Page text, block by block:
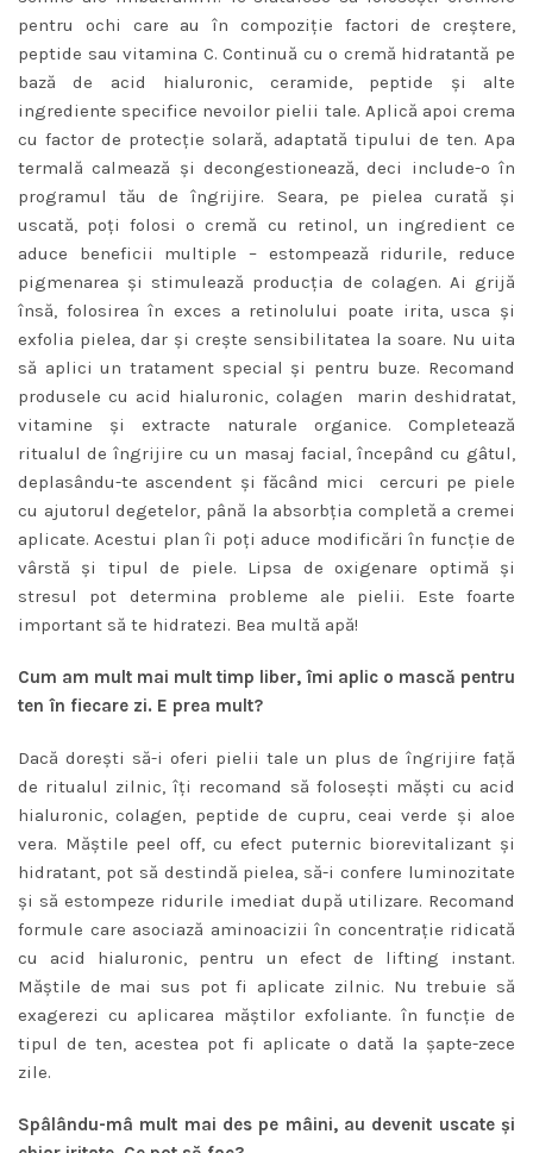
pentru ochi care au în compoziţie factori de creştere,
peptide sau vitamina C. Continuă cu o cremă hidratantă pe
bază de acid hialuronic, ceramide, peptide şi alte
ingrediente specifice nevoilor pielii tale. Aplică apoi crema
cu factor de protecţie solară, adaptată tipului de ten. Apa
termală calmează şi decongestionează, deci include-o în
programul tău de îngrijire. Seara, pe pielea curată şi
uscată, poţi folosi o cremă cu retinol, un ingredient ce
aduce beneficii multiple – estompează ridurile, reduce
pigmenarea şi stimulează producţia de colagen. Ai grijă
însă, folosirea în exces a retinolului poate irita, usca şi
exfolia pielea, dar şi creşte sensibilitatea la soare. Nu uita
să aplici un tratament special şi pentru buze. Recomand
produsele cu acid hialuronic, colagen marin deshidratat,
vitamine şi extracte naturale organice. Completează
ritualul de îngrijire cu un masaj facial, începând cu gâtul,
deplasându-te ascendent şi făcând mici cercuri pe piele
cu ajutorul degetelor, până la absorbţia completă a cremei
aplicate. Acestui plan îi poţi aduce modificări în funcţie de
vârstă şi tipul de piele. Lipsa de oxigenare optimă şi
stresul pot determina probleme ale pielii. Este foarte
important să te hidratezi. Bea multă apă!
Cum am mult mai mult timp liber, îmi aplic o mască pentru
ten în fiecare zi. E prea mult?
Dacă doreşti să-i oferi pielii tale un plus de îngrijire faţă
de ritualul zilnic, îţi recomand să foloseşti măşti cu acid
hialuronic, colagen, peptide de cupru, ceai verde şi aloe
vera. Măştile peel off, cu efect puternic biorevitalizant şi
hidratant, pot să destindă pielea, să-i confere luminozitate
şi să estompeze ridurile imediat după utilizare. Recomand
formule care asociază aminoacizii în concentraţie ridicată
cu acid hialuronic, pentru un efect de lifting instant.
Măştile de mai sus pot fi aplicate zilnic. Nu trebuie să
exagerezi cu aplicarea măştilor exfoliante. în funcţie de
tipul de ten, acestea pot fi aplicate o dată la şapte-zece
zile.
Spâlându-mâ mult mai des pe mâini, au devenit uscate şi